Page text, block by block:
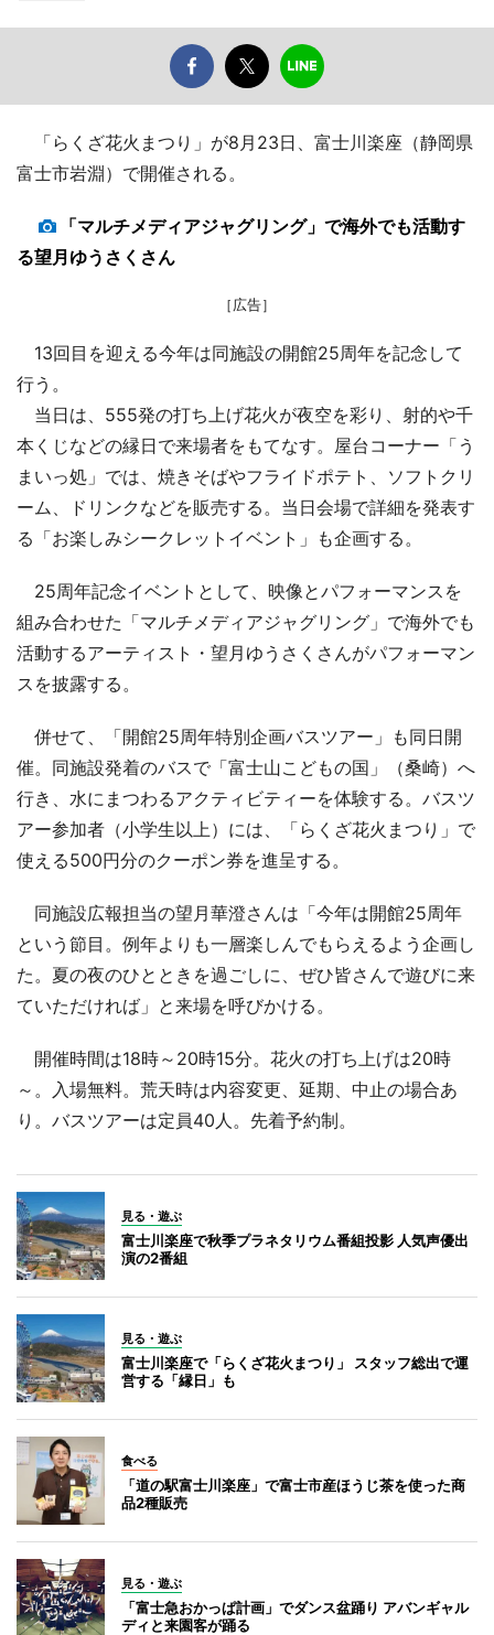
「らくざ花火まつり」が8月23日、富士川楽座（静岡県
富士市岩淵）で開催される。
「マルチメディアジャグリング」で海外でも活動す
る望月ゆうさくさん
［広告］
13回目を迎える今年は同施設の開館25周年を記念して
行う。
当日は、555発の打ち上げ花火が夜空を彩り、射的や千
本くじなどの縁日で来場者をもてなす。屋台コーナー「う
まいっ処」では、焼きそばやフライドポテト、ソフトクリ
ーム、ドリンクなどを販売する。当日会場で詳細を発表す
る「お楽しみシークレットイベント」も企画する。
25周年記念イベントとして、映像とパフォーマンスを
組み合わせた「マルチメディアジャグリング」で海外でも
活動するアーティスト・望月ゆうさくさんがパフォーマン
スを披露する。
併せて、「開館25周年特別企画バスツアー」も同日開
催。同施設発着のバスで「富士山こどもの国」（桑崎）へ
行き、水にまつわるアクティビティーを体験する。バスツ
アー参加者（小学生以上）には、「らくざ花火まつり」で
使える500円分のクーポン券を進呈する。
同施設広報担当の望月華澄さんは「今年は開館25周年
という節目。例年よりも一層楽しんでもらえるよう企画し
た。夏の夜のひとときを過ごしに、ぜひ皆さんで遊びに来
ていただければ」と来場を呼びかける。
開催時間は18時～20時15分。花火の打ち上げは20時
～。入場無料。荒天時は内容変更、延期、中止の場合あ
り。バスツアーは定員40人。先着予約制。
見る・遊ぶ
富士川楽座で秋季プラネタリウム番組投影 人気声優出
演の2番組
見る・遊ぶ
富士川楽座で「らくざ花火まつり」 スタッフ総出で運
営する「縁日」も
食べる
「道の駅富士川楽座」で富士市産ほうじ茶を使った商
品2種販売
見る・遊ぶ
「富士急おかっぱ計画」でダンス盆踊り アバンギャル
ディと来園客が踊る